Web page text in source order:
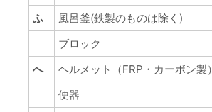
ふ
風呂釜(鉄製のものは除く)
ブロック
へ
ヘルメット（FRP・カーボン製）
便器